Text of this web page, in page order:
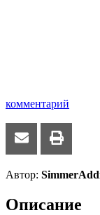
комментарий
Автор:
Описание